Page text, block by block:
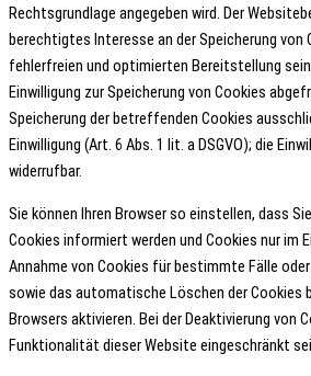
Rechtsgrundlage angegeben wird. Der
berechtigtes Interesse an der Speicherung von
fehlerfreien und optimierten Bereitstellung
Einwilligung zur Speicherung von Cookies
Speicherung der betreffenden Cookies
Einwilligung (Art. 6 Abs. 1 lit. a DSGVO); die
widerrufbar.
Sie können Ihren Browser so einstellen, dass
Cookies informiert werden und Cookies nur im
Annahme von Cookies für bestimmte Fälle
sowie das automatische Löschen der Cookies
Browsers aktivieren. Bei der Deaktivierung von
Funktionalität dieser Website eingeschränkt